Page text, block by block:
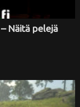
Näitä pelejä